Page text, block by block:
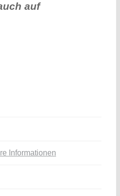
auf
Informationen